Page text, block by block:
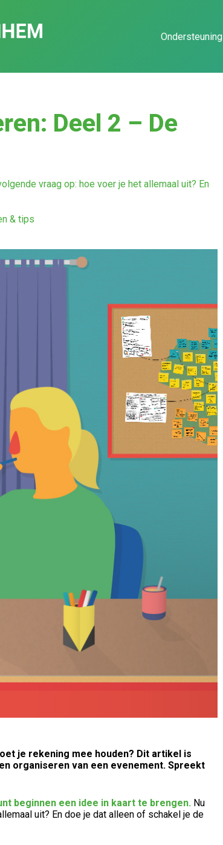
Ondersteuning
Deel 2 – De
vraag op: hoe voer je het allemaal uit? En
& tips
je rekening mee houden? Dit artikel is
organiseren van een evenement. Spreekt
beginnen een idee in kaart te brengen. Nu
uit? En doe je dat alleen of schakel je de